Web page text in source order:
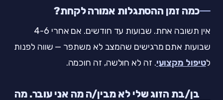
כמה זמן ההסתגלות אמורה לקחת?
אין תשובה אחת. שבועות עד חודשים. אם אחרי 4-6
שבועות אתם מרגישים שהמצב לא משתפר — שווה לפנות
לטיפול מקצועי. זה לא חולשה, זה חוכמה.
בן/בת הזוג שלי לא מבין/ה מה אני עובר. מה